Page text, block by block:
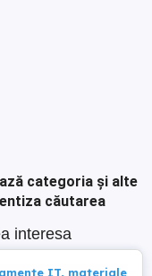
categoria și alte
căutarea
interesa
IT, materiale